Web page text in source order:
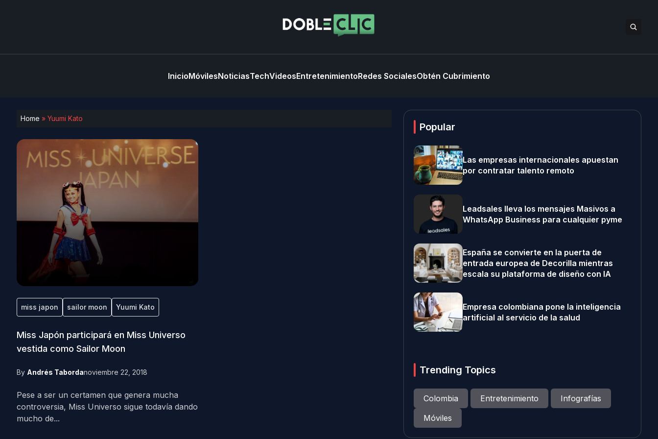
InicioMóvilesNoticiasTechVideosEntretenimientoRedes SocialesObtén Cubrimiento
Home » Yuumi Kato
miss japon sailor moon Yuumi Kato
Miss Japón participará en Miss Universo
vestida como Sailor Moon
By Andrés Tabordanoviembre 22, 2018
Pese a ser un certamen que genera mucha
controversia, Miss Universo sigue todavía dando
mucho de...
Popular
Las empresas internacionales apuestan
por contratar talento remoto
Leadsales lleva los mensajes Masivos a
WhatsApp Business para cualquier pyme
España se convierte en la puerta de
entrada europea de Decorilla mientras
escala su plataforma de diseño con IA
Empresa colombiana pone la inteligencia
artificial al servicio de la salud
Trending Topics
Colombia Entretenimiento
Infografías
Móviles